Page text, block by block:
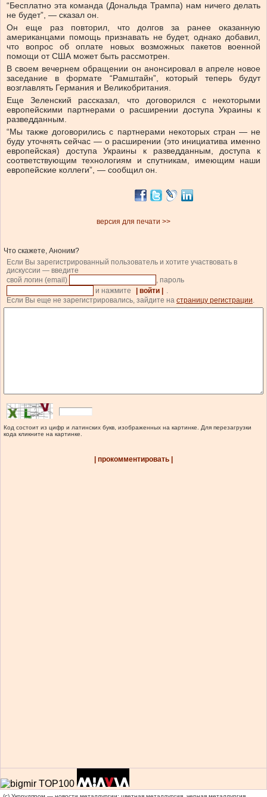
“Бесплатно эта команда (Дональда Трампа) нам ничего делать
не будет”, — сказал он.
Он еще раз повторил, что долгов за ранее оказанную
американцами помощь признавать не будет, однако добавил,
что вопрос об оплате новых возможных пакетов военной
помощи от США может быть рассмотрен.
В своем вечернем обращении он анонсировал в апреле новое
заседание в формате “Рамштайн”, который теперь будут
возглавлять Германия и Великобритания.
Еще Зеленский рассказал, что договорился с некоторыми
европейскими партнерами о расширении доступа Украины к
разведданным.
“Мы также договорились с партнерами некоторых стран — не
буду уточнять сейчас — о расширении (это инициатива именно
европейская) доступа Украины к разведданным, доступа к
соответствующим технологиям и спутникам, имеющим наши
европейские коллеги”, — сообщил он.
версия для печати >>
Что скажете, Аноним?
Если Вы зарегистрированный пользователь и хотите участвовать в
дискуссии — введите
свой логин (email)
, пароль
и нажмите
| войти |
.
Если Вы еще не зарегистрировались, зайдите на страницу регистрации.
Код состоит из цифр и латинских букв, изображенных на картинке. Для перезагрузки
кода кликните на картинке.
| прокомментировать |